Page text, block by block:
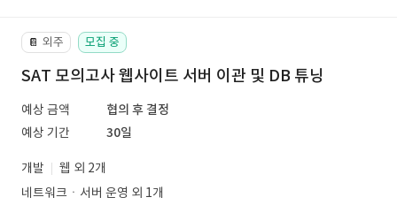
📔 외주 모집 중
SAT 모의고사 웹사이트 서버 이관 및 DB 튜닝
예상 금액
협의 후 결정
예상 기간
30일
개발
웹 외 2개
네트워크ㆍ서버 운영 외 1개